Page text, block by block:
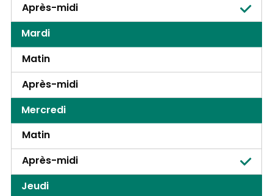
Après-midi
Mardi
Matin
Après-midi
Mercredi
Matin
Après-midi
Jeudi